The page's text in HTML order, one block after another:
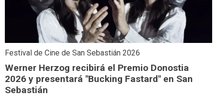
Festival de Cine de San Sebastián 2026
Werner Herzog recibirá el Premio Donostia
2026 y presentará "Bucking Fastard" en San
Sebastián